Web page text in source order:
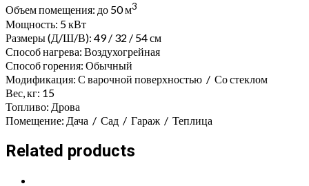
Объем помещения: до 50 м3
Мощность: 5 кВт
Размеры (Д/Ш/В): 49 / 32 / 54 см
Способ нагрева: Воздухогрейная
Способ горения: Обычный
Модификация: С варочной поверхностью / Со стеклом
Вес, кг: 15
Топливо: Дрова
Помещение: Дача / Сад / Гараж / Теплица
Related products